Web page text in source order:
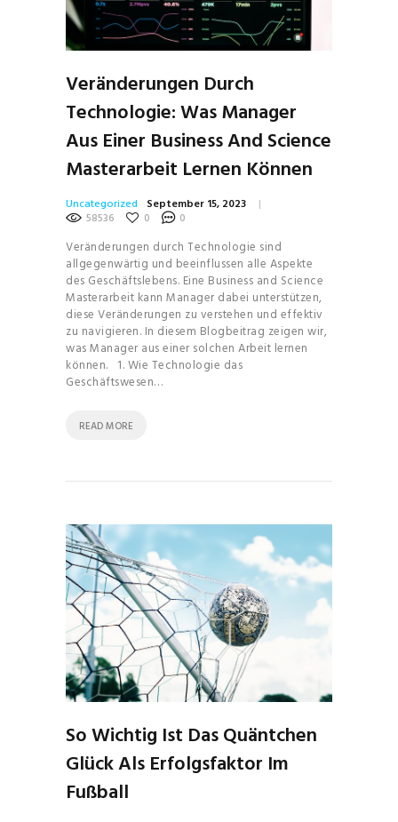
Veränderungen Durch
Technologie: Was Manager
Aus Einer Business And Science
Masterarbeit Lernen Können
Uncategorized September 15, 2023
58536
0 0
Veränderungen durch Technologie sind
allgegenwärtig und beeinflussen alle Aspekte
des Geschäftslebens. Eine Business and Science
Masterarbeit kann Manager dabei unterstützen,
diese Veränderungen zu verstehen und effektiv
zu navigieren. In diesem Blogbeitrag zeigen wir,
was Manager aus einer solchen Arbeit lernen
können. 1. Wie Technologie das
Geschäftswesen…
READ MORE
So Wichtig Ist Das Quäntchen
Glück Als Erfolgsfaktor Im
Fußball